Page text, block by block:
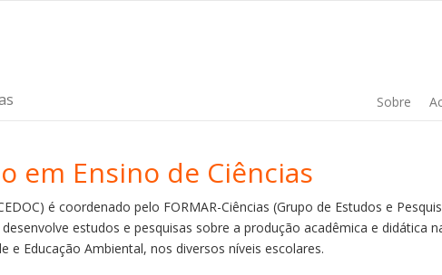
Sobre
em Ensino de Ciências
é coordenado pelo FORMAR-Ciências (Grupo de Estudos e
estudos e pesquisas sobre a produção acadêmica e didática
e Educação Ambiental, nos diversos níveis escolares.